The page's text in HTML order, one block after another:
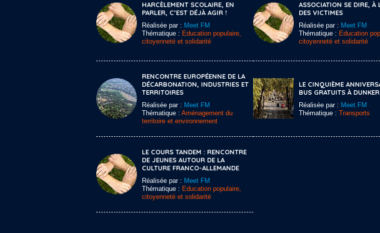
HARCÈLEMENT SCOLAIRE, EN
PARLER, C’EST DÉJÀ AGIR !
Réalisée par : Meet FM
Thématique : Education populaire,
citoyenneté et solidarité
ASSOCIATION SE DIRE, À
DES VICTIMES
Réalisée par : Meet FM
Thématique : Education
citoyenneté et solidarité
RENCONTRE EUROPÉENNE DE LA
DÉCARBONATION, INDUSTRIES ET
TERRITOIRES
Réalisée par : Meet FM
Thématique : Aménagement du
territoire et environnement
LE CINQUIÈME
BUS GRATUITS À
Réalisée par : Meet FM
Thématique : Transports
LE COURS TANDEM : RENCONTRE
DE JEUNES AUTOUR DE LA
CULTURE FRANCO-ALLEMANDE
Réalisée par : Meet FM
Thématique : Education populaire,
citoyenneté et solidarité